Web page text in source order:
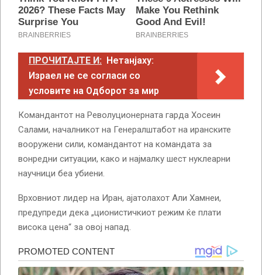
ПРОЧИТАЈТЕ И:
Нетанјаху:
Израел не се согласи со
условите на Одборот за мир
Командантот на Револуционерната гарда Хосеин
Салами, началникот на Генералштабот на иранските
вооружени сили, командантот на командата за
вонредни ситуации, како и најмалку шест нуклеарни
научници беа убиени.
Врховниот лидер на Иран, ајатолахот Али Хамнеи,
предупреди дека „ционистичкиот режим ќе плати
висока цена“ за овој напад.